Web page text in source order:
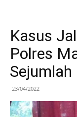
Kasus
Polres
23/04/2022